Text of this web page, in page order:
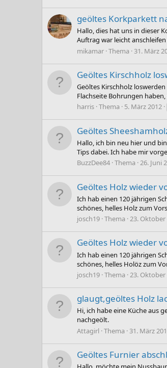
geöltes Korkparkett
Hallo, dies hat uns in dieser
Auftrag war leicht
mikamar Thema 31. März
Geöltes Kirschholz
Geöltes Kirschholz
Flachseite Bohrungen
harris Thema 5. März 2012
Geöltes
Hallo, ich bin neu hier und
Tips dabei. Ich habe mir
BuzzDee84 Thema 26. Juni
Geöltes Holz wieder
Ich hab einen 120 jährigen
schönes, helles Holz zum
josch19 Thema 23. Oktober
Geöltes Holz wieder
Ich hab einen 120 jährigen
schönes, helles Holöz zum
josch19 Thema 23. Oktober
glaugt,geöltes Holz
Hi, ich habe eine Küche aus
nachgeölt.
Attagirl Thema 31. März
Geöltes Furnier